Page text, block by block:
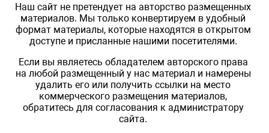
Наш сайт не претендует на авторство размещенных
материалов. Мы только конвертируем в удобный
формат материалы, которые находятся в открытом
доступе и присланные нашими посетителями.
Если вы являетесь обладателем авторского права
на любой размещенный у нас материал и намерены
удалить его или получить ссылки на место
коммерческого размещения материалов,
обратитесь для согласования к администратору
сайта.